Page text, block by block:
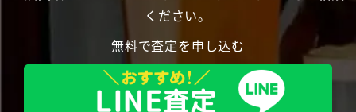
ください。
無料で査定を申し込む